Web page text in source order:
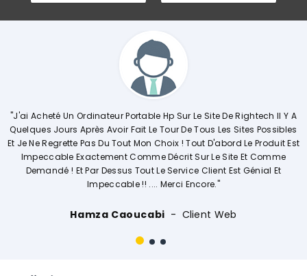
Site De Rightech Il Y A
Les Sites Possibles
D'abord Le Produit Est
Le Site Et Comme
Client Est Génial Et
"Commerciale KHADIJA Super Compétente
Explique De Façon Concrète Et Détaillée
Opérations. Société A L'écoute Des
Vivement."
Ouissal Ait